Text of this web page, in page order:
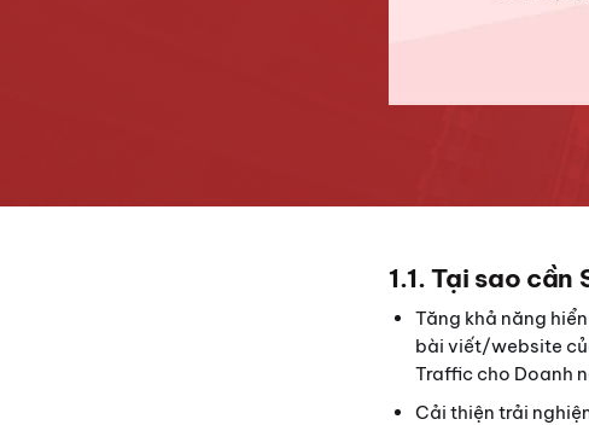
1.1. Tại sao
Tăng khả năng
bài viết/website
Traffic cho Doanh
Cải thiện trải